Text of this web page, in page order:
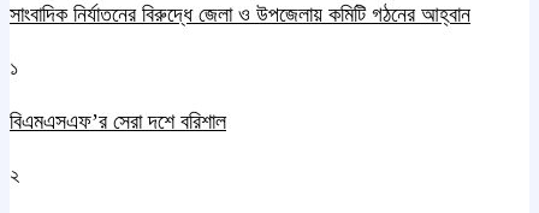
সাংবাদিক নির্যাতনের বিরুদ্ধে জেলা ও উপজেলায় কমিটি গঠনের আহ্বান
১
বিএমএসএফ’র সেরা দশে বরিশাল
২